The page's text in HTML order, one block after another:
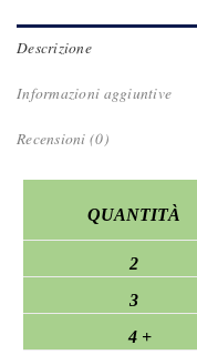
Descrizione
Informazioni aggiuntive
Recensioni (0)
QUANTITÀ
2
3
4 +